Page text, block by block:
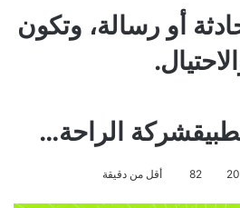
أو رسالة، وتكون
الراحة…
82 أقل من دقيقة